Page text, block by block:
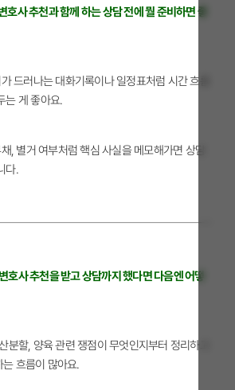
사 추천과 함께 하는 상담 전에 뭘 준비하면 좋
드러나는 대화기록이나 일정표처럼 시간 흐름
는 게 좋아요.
, 별거 여부처럼 핵심 사실을 메모해가면 상담
다.
사 추천을 받고 상담까지 했다면 다음엔 어떻
분할, 양육 관련 쟁점이 무엇인지부터 정리하고
흐름이 많아요.